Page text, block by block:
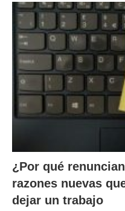
¿Por qué
razones nuevas
dejar un trabajo